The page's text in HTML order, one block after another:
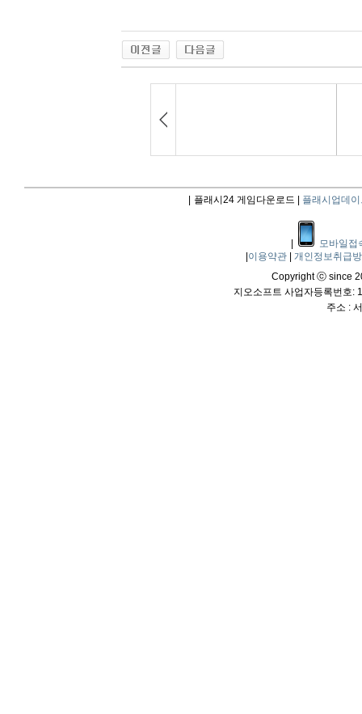
플래시24 게임다운로드 | 플래시업데이
모바일접
이용약관
개인정보취급
Copyright ⓒ since
지오소프트 사업자등록번호:
주소 :